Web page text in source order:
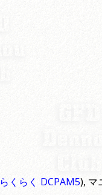
らくらく DCPAM5), マ